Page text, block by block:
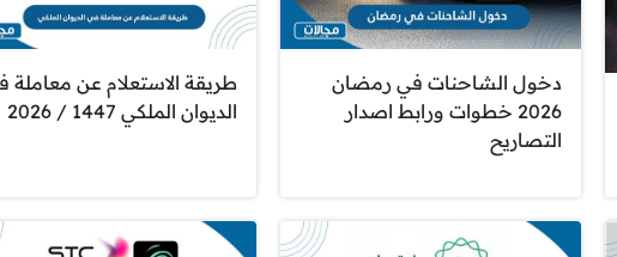
دخول الشاحنات في رمضان
2026 خطوات ورابط اصدار
التصاريح
طريقة الاستعلام عن معاملة
الديوان الملكي 1447 / 2026